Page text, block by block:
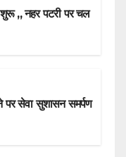
शुरू ,, नहर पटरी पर चल
पर सेवा सुशासन समर्पण